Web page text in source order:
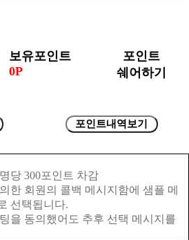
보유포인트
0P
포인트
쉐어하기
포인트내역보기
당 300포인트 차감
한 회원의 콜백 메시지함에 샘플 메
선택됩니다.
을 동의했어도 추후 선택 메시지를